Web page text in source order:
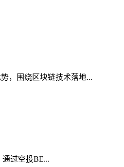
，围绕区块链技术落地...
过空投BE...